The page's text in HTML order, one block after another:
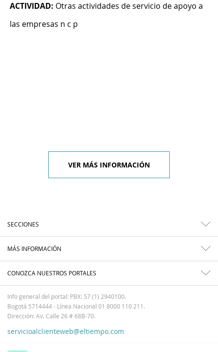
ACTIVIDAD: Otras actividades de servicio de apoyo a
las empresas n c p
VER MÁS INFORMACIÓN
SECCIONES
MÁS INFORMACIÓN
CONOZCA NUESTROS PORTALES
Info general del portal: PBX: 57 (1) 2940100.
Bogotá 5714444 - Línea Nacional 01 8000 110 211.
Dirección: Av. Calle 26 # 68B-70.
servicioalclienteweb@eltiempo.com